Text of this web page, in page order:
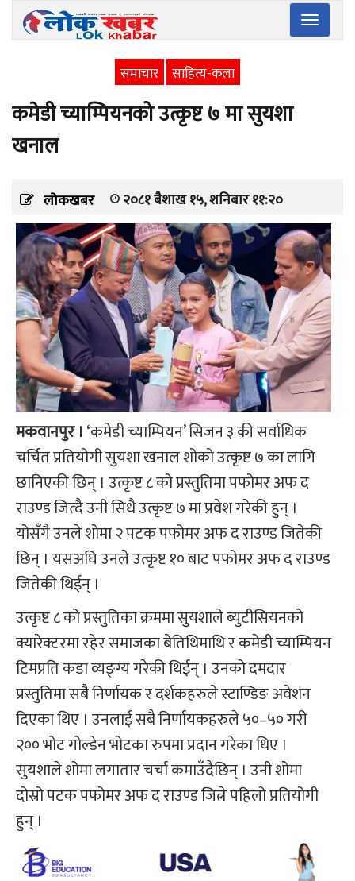
Toggle
समाचार साहित्य-कला
कमेडी च्याम्पियनको उत्कृष्ट ७ मा सुयशा
खनाल
लोकखबर २०८१ बैशाख १५, शनिबार ११:२०
मकवानपुर ।‘कमेडी च्याम्पियन’ सिजन ३ की सर्वाधिक
चर्चित प्रतियोगी सुयशा खनाल शोको उत्कृष्ट ७ का लागि
छानिएकी छिन् । उत्कृष्ट ८ को प्रस्तुतिमा पफोमर अफ द
राउण्ड जित्दै उनी सिधै उत्कृष्ट ७ मा प्रवेश गरेकी हुन् ।
योसँगै उनले शोमा २ पटक पफोमर अफ द राउण्ड जितेकी
छिन् । यसअघि उनले उत्कृष्ट १० बाट पफोमर अफ द राउण्ड
जितेकी थिईन् ।
उत्कृष्ट ८ को प्रस्तुतिका क्रममा सुयशाले ब्युटीसियनको
क्यारेक्टरमा रहेर समाजका बेतिथिमाथि र कमेडी च्याम्पियन
टिमप्रति कडा व्यङ्ग्य गरेकी थिईन् । उनको दमदार
प्रस्तुतिमा सबै निर्णायक र दर्शकहरुले स्टाण्डिङ अवेशन
दिएका थिए । उनलाई सबै निर्णायकहरुले ५०–५० गरी
२०० भोट गोल्डेन भोटका रुपमा प्रदान गरेका थिए ।
सुयशाले शोमा लगातार चर्चा कमाउँदैछिन् । उनी शोमा
दोस्रो पटक पफोमर अफ द राउण्ड जित्ने पहिलो प्रतियोगी
हुन् ।